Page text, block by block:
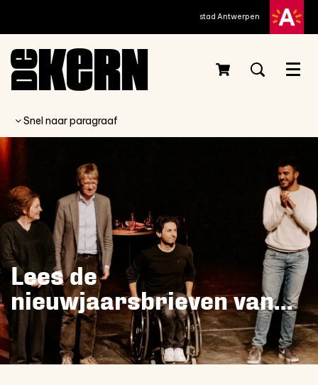
stad Antwerpen
Menu
Snel naar paragraaf
Lees de
nieuwjaarsbrieven van...